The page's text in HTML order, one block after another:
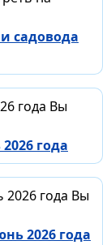
садовода
года Вы
года
2026 года Вы
2026 года